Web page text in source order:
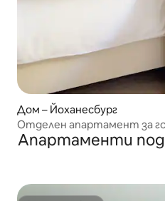
Дом – Йоханесбург
Отделен апартамент за
Саксонуолд.
Апартаменти